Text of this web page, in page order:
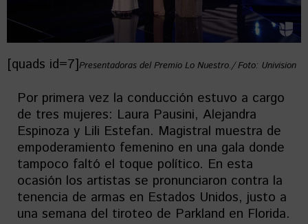
[quads id=7]Presentadoras del Premio Lo Nuestro./ Foto: Univision
Por primera vez la conducción estuvo a cargo
de tres mujeres: Laura Pausini, Alejandra
Espinoza y Lili Estefan. Magistral muestra de
empoderamiento femenino en una gala donde
tampoco faltó el toque político. En esta
ocasión los artistas se pronunciaron contra la
tenencia de armas en Estados Unidos, justo a
una semana del tiroteo de Parkland en Florida.